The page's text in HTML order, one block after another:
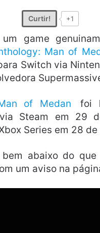
Curtir! +1
game
Man of
Switch via
of Medan
foi
Steam em 29
Series em 28
abaixo do
um aviso na